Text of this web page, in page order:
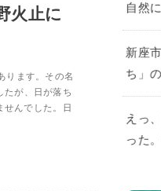
火止に
ります。その名
たが、日が落ち
せんでした。日
自然
新座
ち」
えっ
った